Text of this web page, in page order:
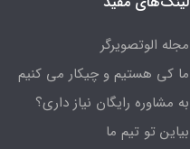
مجله الوتصویرگر
ما کی هستیم و چیکار می کنیم
به مشاوره رایگان نیاز داری؟
بیاین تو تیم ما